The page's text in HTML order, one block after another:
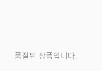
품절된 상품입니다.